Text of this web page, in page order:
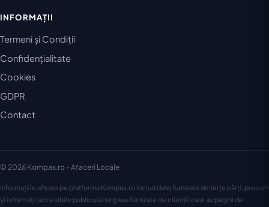
INFORMAȚII
Termeni și Condiții
Confidențialitate
Cookies
GDPR
Contact
© 2026 Kompas.ro - Afaceri Locale
Informațiile afișate pe platforma Kompas.ro includ date furnizate de terțe părți, precum
și informații accesibile publicului larg sau furnizate de clienții care au pagini de